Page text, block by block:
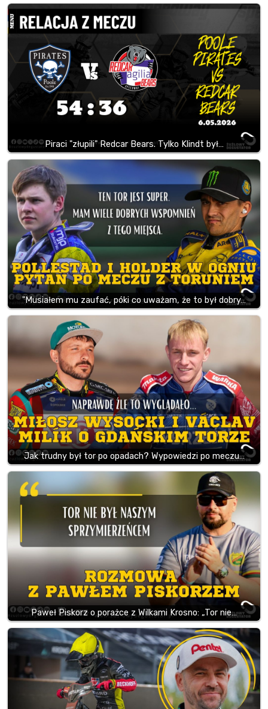
Piraci "złupili" Redcar Bears. Tylko Klindt był…
"Musiałem mu zaufać, póki co uważam, że to był dobry…
Jak trudny był tor po opadach? Wypowiedzi po meczu…
Paweł Piskorz o porażce z Wilkami Krosno: „Tor nie…